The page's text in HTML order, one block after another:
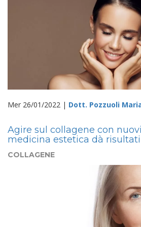
Mer 26/01/2022 | Dott. Pozzuoli
Agire sul collagene con
medicina estetica dà
COLLAGENE